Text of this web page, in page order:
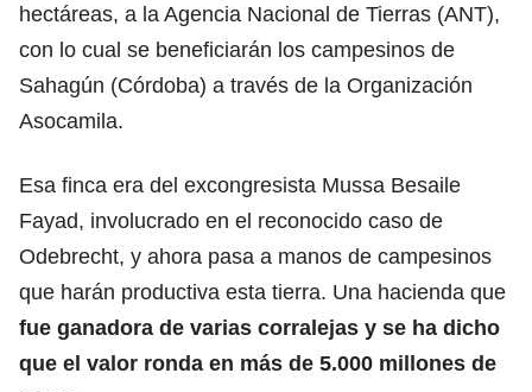
hectáreas, a la Agencia Nacional de Tierras (ANT),
con lo cual se beneficiarán los campesinos de
Sahagún (Córdoba) a través de la Organización
Asocamila.
Esa finca era del excongresista Mussa Besaile
Fayad, involucrado en el reconocido caso de
Odebrecht, y ahora pasa a manos de campesinos
que harán productiva esta tierra. Una hacienda que
fue ganadora de varias corralejas y se ha dicho
que el valor ronda en más de 5.000 millones de